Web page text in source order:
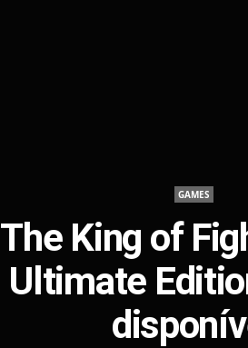
GAMES
The King of
Ultimate